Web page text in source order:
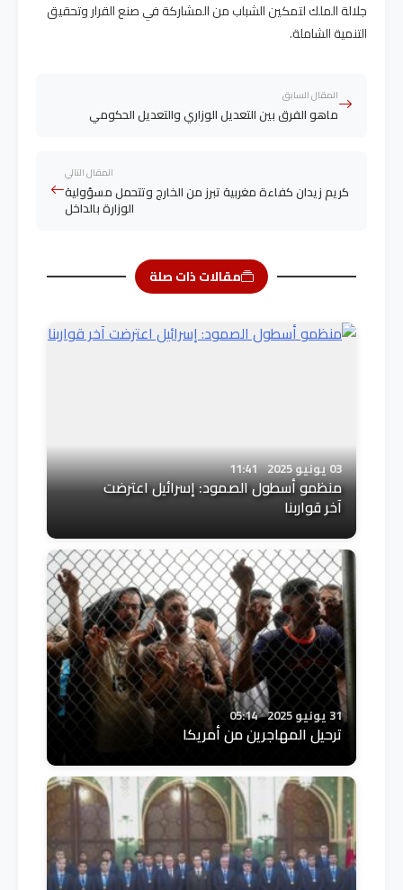
جلالة الملك لتمكين الشباب من المشاركة في صنع القرار وتحقيق
التنمية الشاملة.
المقال السابق
ماهو الفرق بين التعديل الوزاري والتعديل الحكومي
المقال التالي
كريم زيدان كفاءة مغربية تبرز من الخارج وتتحمل مسؤولية
الوزارة بالداخل
مقالات ذات صلة
03 يونيو 2025 11:41
منظمو أسطول الصمود: إسرائيل اعترضت
آخر قواربنا
31 يونيو 2025 05:14
ترحيل المهاجرين من أمريكا